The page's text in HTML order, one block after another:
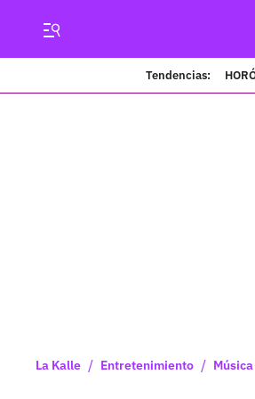
Tendencias:
La Kalle / Entretenimiento / Música